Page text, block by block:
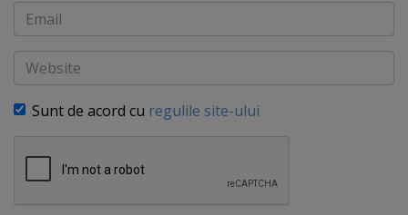
Email
Website
Sunt de acord cu regulile site-ului